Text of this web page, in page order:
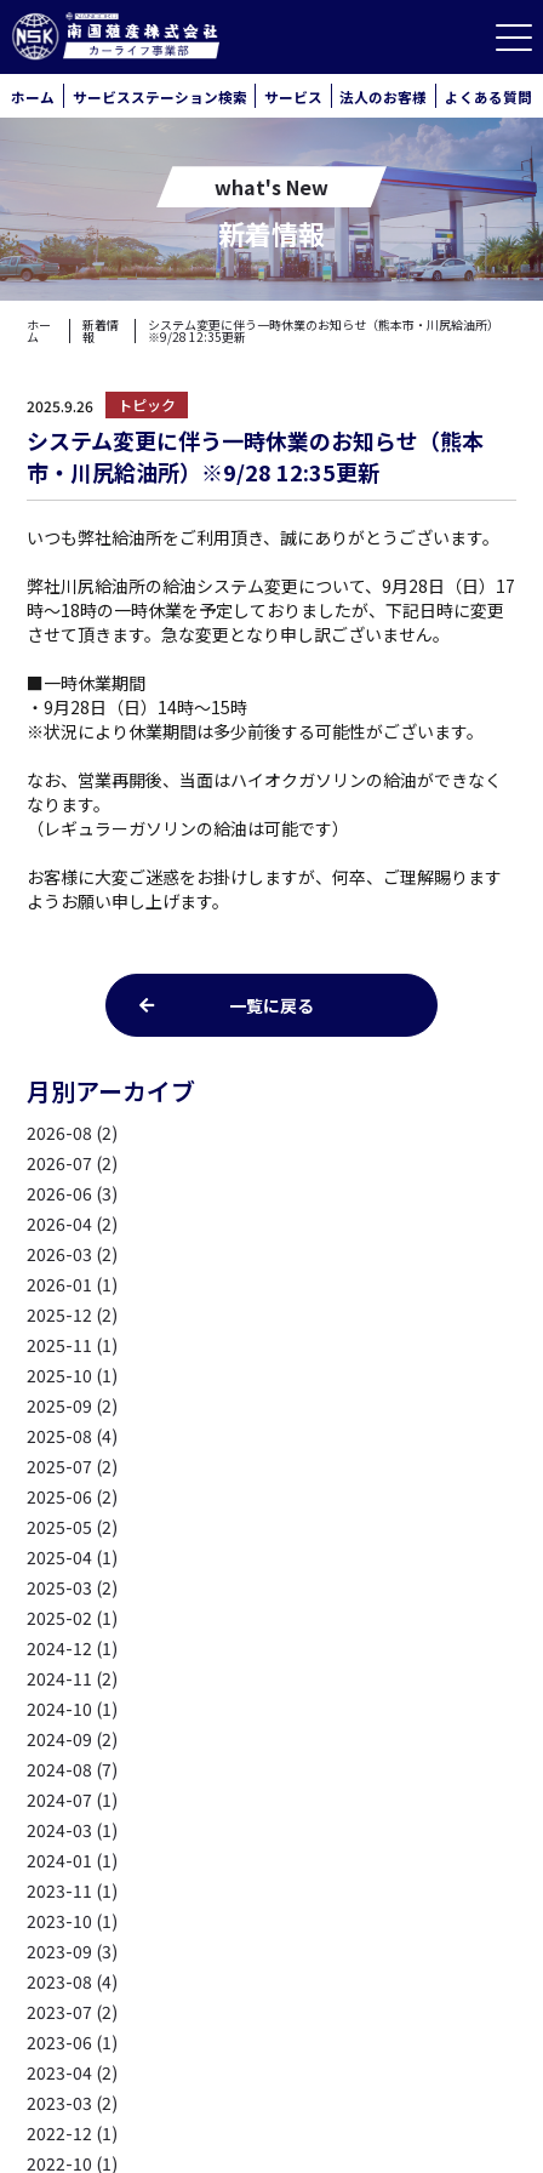
ホーム サービスステーション検索 サービス 法人のお客様 よくある質問
what's New
新着情報
ホー
ム
新着情
報
システム変更に伴う一時休業のお知らせ（熊本市・川尻給油所）
※9/28 12:35更新
2025.9.26 トピック
システム変更に伴う一時休業のお知らせ（熊本
市・川尻給油所）※9/28 12:35更新
いつも弊社給油所をご利用頂き、誠にありがとうございます。
弊社川尻給油所の給油システム変更について、9月28日（日）17
時～18時の一時休業を予定しておりましたが、下記日時に変更
させて頂きます。急な変更となり申し訳ございません。
■一時休業期間
・9月28日（日）14時～15時
※状況により休業期間は多少前後する可能性がございます。
なお、営業再開後、当面はハイオクガソリンの給油ができなく
なります。
（レギュラーガソリンの給油は可能です）
お客様に大変ご迷惑をお掛けしますが、何卒、ご理解賜ります
ようお願い申し上げます。
一覧に戻る
月別アーカイブ
2026-08 (2)
2026-07 (2)
2026-06 (3)
2026-04 (2)
2026-03 (2)
2026-01 (1)
2025-12 (2)
2025-11 (1)
2025-10 (1)
2025-09 (2)
2025-08 (4)
2025-07 (2)
2025-06 (2)
2025-05 (2)
2025-04 (1)
2025-03 (2)
2025-02 (1)
2024-12 (1)
2024-11 (2)
2024-10 (1)
2024-09 (2)
2024-08 (7)
2024-07 (1)
2024-03 (1)
2024-01 (1)
2023-11 (1)
2023-10 (1)
2023-09 (3)
2023-08 (4)
2023-07 (2)
2023-06 (1)
2023-04 (2)
2023-03 (2)
2022-12 (1)
2022-10 (1)